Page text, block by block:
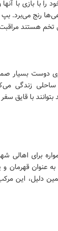
با بازی با
رنج می‌برد.
هستند مراقبت
وی دوست بسیار
زندگی
با قایق سفر
برای اهالی
عنوان قهرمان
دلیل، این